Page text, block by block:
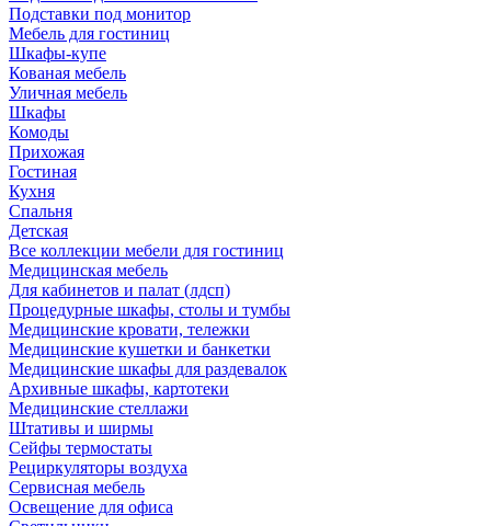
Подставки под монитор
Мебель для гостиниц
Шкафы-купе
Кованая мебель
Уличная мебель
Шкафы
Комоды
Прихожая
Гостиная
Кухня
Спальня
Детская
Все коллекции мебели для гостиниц
Медицинская мебель
Для кабинетов и палат (лдсп)
Процедурные шкафы, столы и тумбы
Медицинские кровати, тележки
Медицинские кушетки и банкетки
Медицинские шкафы для раздевалок
Архивные шкафы, картотеки
Медицинские стеллажи
Штативы и ширмы
Сейфы термостаты
Рециркуляторы воздуха
Сервисная мебель
Освещение для офиса